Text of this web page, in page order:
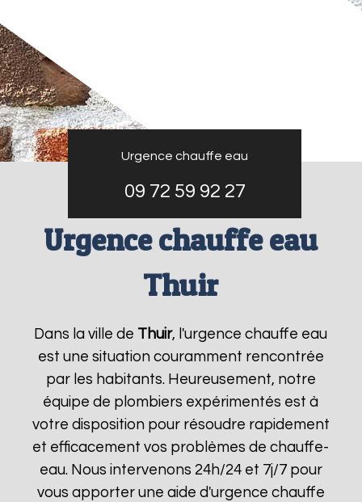
Urgence chauffe eau
09 72 59 92 27
Urgence chauffe eau
Thuir
Dans la ville de Thuir, l'urgence chauffe eau
est une situation couramment rencontrée
par les habitants. Heureusement, notre
équipe de plombiers expérimentés est à
votre disposition pour résoudre rapidement
et efficacement vos problèmes de chauffe-
eau. Nous intervenons 24h/24 et 7j/7 pour
vous apporter une aide d'urgence chauffe